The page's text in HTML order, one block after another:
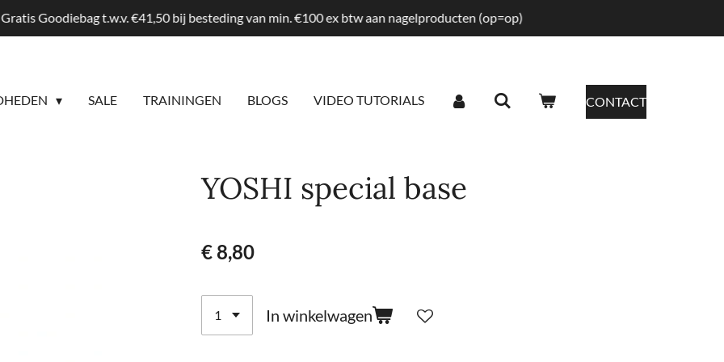
Goodiebag t.w.v. €41,50 bij besteding van min. €100 ex btw aan nagelproducten (op=op)
SALE TRAININGEN BLOGS VIDEO TUTORIALS CONTACT
YOSHI special base
€ 8,80
In winkelwagen